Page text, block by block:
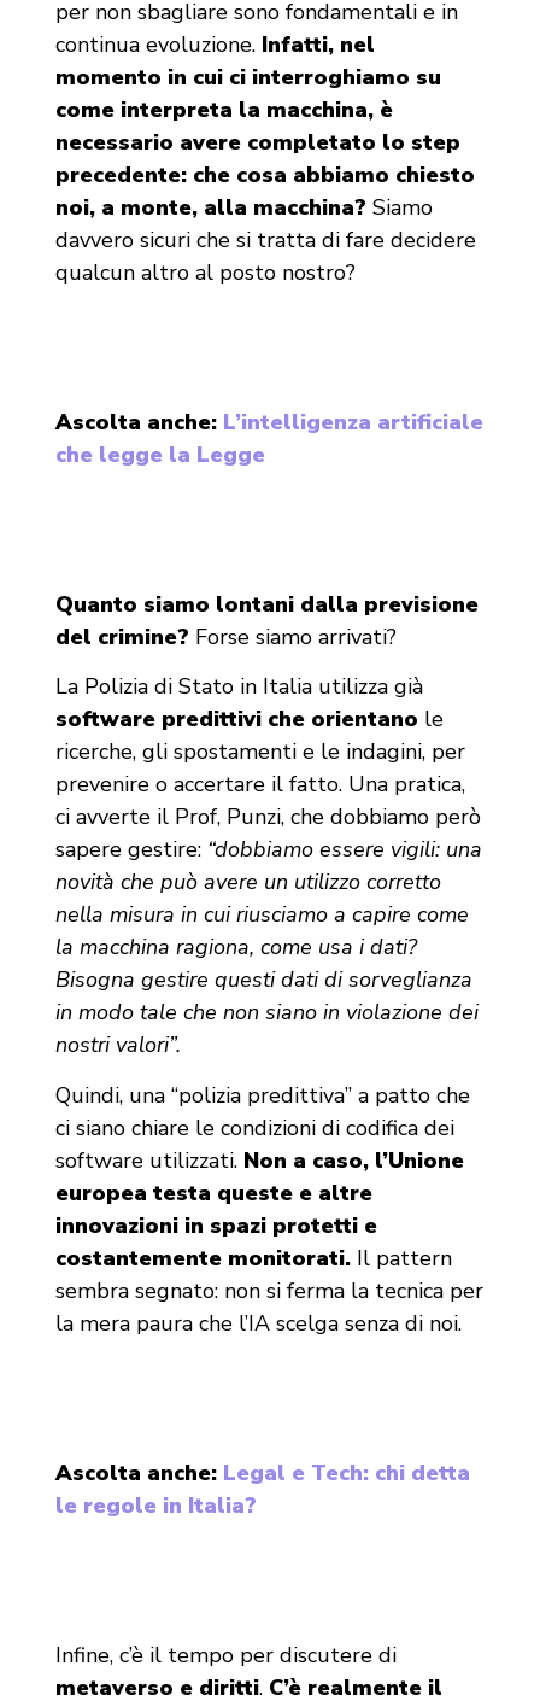
per non sbagliare sono fondamentali e in
continua evoluzione. Infatti, nel
momento in cui ci interroghiamo su
come interpreta la macchina, è
necessario avere completato lo step
precedente: che cosa abbiamo chiesto
noi, a monte, alla macchina? Siamo
davvero sicuri che si tratta di fare decidere
qualcun altro al posto nostro?
Ascolta anche: L’intelligenza artificiale
che legge la Legge
Quanto siamo lontani dalla previsione
del crimine? Forse siamo arrivati?
La Polizia di Stato in Italia utilizza già
software predittivi che orientano le
ricerche, gli spostamenti e le indagini, per
prevenire o accertare il fatto. Una pratica,
ci avverte il Prof, Punzi, che dobbiamo però
sapere gestire: “dobbiamo essere vigili: una
novità che può avere un utilizzo corretto
nella misura in cui riusciamo a capire come
la macchina ragiona, come usa i dati?
Bisogna gestire questi dati di sorveglianza
in modo tale che non siano in violazione dei
nostri valori”.
Quindi, una “polizia predittiva” a patto che
ci siano chiare le condizioni di codifica dei
software utilizzati. Non a caso, l’Unione
europea testa queste e altre
innovazioni in spazi protetti e
costantemente monitorati.Il pattern
sembra segnato: non si ferma la tecnica per
la mera paura che l’IA scelga senza di noi.
Ascolta anche: Legal e Tech: chi detta
le regole in Italia?
Infine, c’è il tempo per discutere di
metaverso e diritti. C’è realmente il